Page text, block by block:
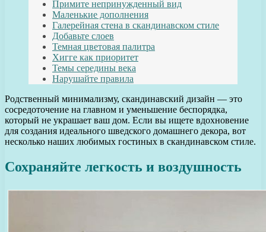
Примите непринужденный вид
Маленькие дополнения
Галерейная стена в скандинавском стиле
Добавьте слоев
Темная цветовая палитра
Хигге как приоритет
Темы середины века
Нарушайте правила
Родственный минимализму, скандинавский дизайн — это
сосредоточение на главном и уменьшение беспорядка,
который не украшает ваш дом. Если вы ищете вдохновение
для создания идеального шведского домашнего декора, вот
несколько наших любимых гостиных в скандинавском стиле.
Сохраняйте легкость и воздушность